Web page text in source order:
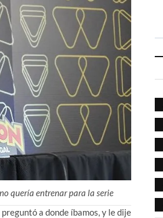
quería entrenar para la serie
a donde íbamos, y le dije